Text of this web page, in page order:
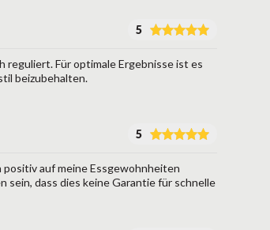
5
Für optimale Ergebnisse ist es
beizubehalten.
5
auf meine Essgewohnheiten
sein, dass dies keine Garantie für schnelle